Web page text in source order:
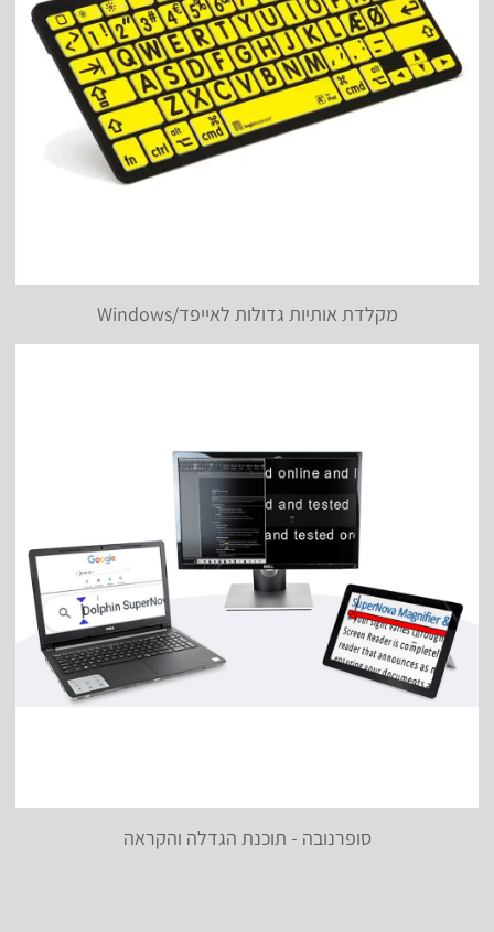
מקלדת אותיות גדולות לאייפד/Windows
סופרנובה - תוכנת הגדלה והקראה